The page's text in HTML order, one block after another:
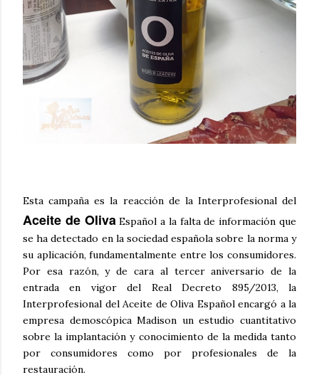
Esta campaña es la reacción de la Interprofesional del
Aceite de OlivaEspañol a la falta de información que
se ha detectado en la sociedad española sobre la norma y
su aplicación, fundamentalmente entre los consumidores.
Por esa razón, y de cara al tercer aniversario de la
entrada en vigor del Real Decreto 895/2013, la
Interprofesional del Aceite de Oliva Español encargó a la
empresa demoscópica Madison un estudio cuantitativo
sobre la implantación y conocimiento de la medida tanto
por consumidores como por profesionales de la
restauración.